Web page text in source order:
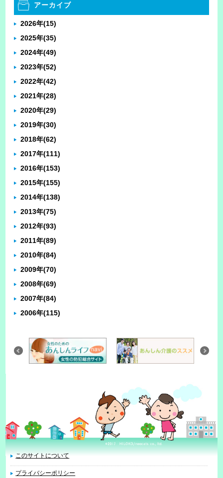
アーカイブ
2026年(15)
2025年(35)
2024年(49)
2023年(52)
2022年(42)
2021年(28)
2020年(29)
2019年(30)
2018年(62)
2017年(111)
2016年(153)
2015年(155)
2014年(138)
2013年(75)
2012年(93)
2011年(89)
2010年(84)
2009年(70)
2008年(69)
2007年(84)
2006年(115)
このサイトについて
プライバシーポリシー